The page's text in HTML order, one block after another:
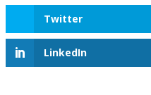
Twitter
LinkedIn